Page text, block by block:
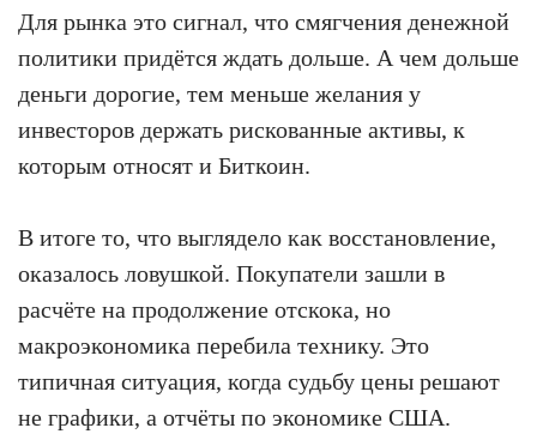
Для рынка это сигнал, что смягчения денежной
политики придётся ждать дольше. А чем дольше
деньги дорогие, тем меньше желания у
инвесторов держать рискованные активы, к
которым относят и Биткоин.
В итоге то, что выглядело как восстановление,
оказалось ловушкой. Покупатели зашли в
расчёте на продолжение отскока, но
макроэкономика перебила технику. Это
типичная ситуация, когда судьбу цены решают
не графики, а отчёты по экономике США.